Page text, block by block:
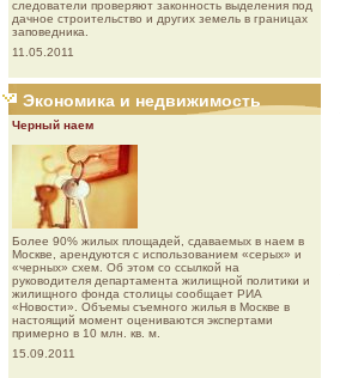
следователи проверяют законность выделения под
дачное строительство и других земель в границах
заповедника.
11.05.2011
Экономика и недвижимость
Черный наем
Более 90% жилых площадей, сдаваемых в наем в
Москве, арендуются с использованием «серых» и
«черных» схем. Об этом со ссылкой на
руководителя департамента жилищной политики и
жилищного фонда столицы сообщает РИА
«Новости». Объемы съемного жилья в Москве в
настоящий момент оцениваются экспертами
примерно в 10 млн. кв. м.
15.09.2011